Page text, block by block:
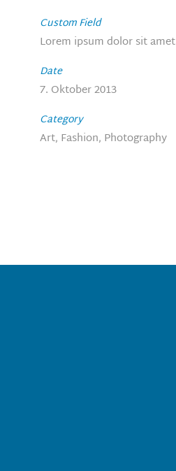
Custom Field
Lorem ipsum dolor sit amet
Date
7. Oktober 2013
Category
Art, Fashion, Photography